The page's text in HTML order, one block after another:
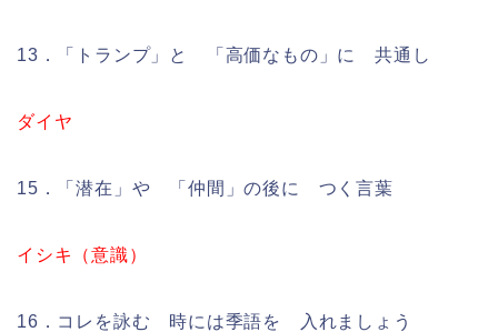
13．「トランプ」と 「高価なもの」に 共通し
ダイヤ
15．「潜在」や 「仲間」の後に つく言葉
イシキ（意識）
16．コレを詠む 時には季語を 入れましょう